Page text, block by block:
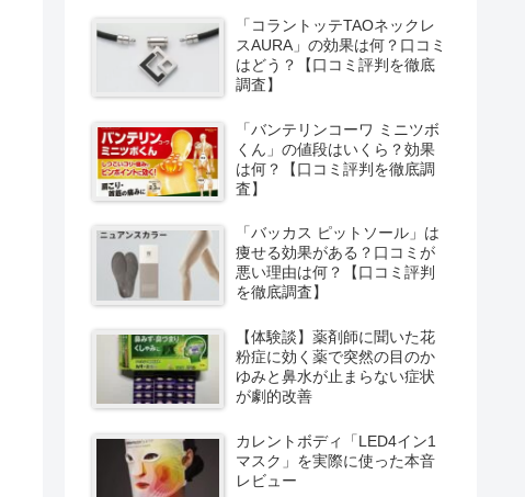
「コラントッテTAOネックレ
スAURA」の効果は何？口コミ
はどう？【口コミ評判を徹底
調査】
「バンテリンコーワ ミニツボ
くん」の値段はいくら？効果
は何？【口コミ評判を徹底調
査】
「バッカス ピットソール」は
痩せる効果がある？口コミが
悪い理由は何？【口コミ評判
を徹底調査】
【体験談】薬剤師に聞いた花
粉症に効く薬で突然の目のか
ゆみと鼻水が止まらない症状
が劇的改善
カレントボディ「LED4イン1
マスク」を実際に使った本音
レビュー